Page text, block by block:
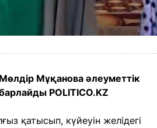
Мұқанова әлеуметтік
POLITICO.KZ
қатысып, күйеуін желідегі